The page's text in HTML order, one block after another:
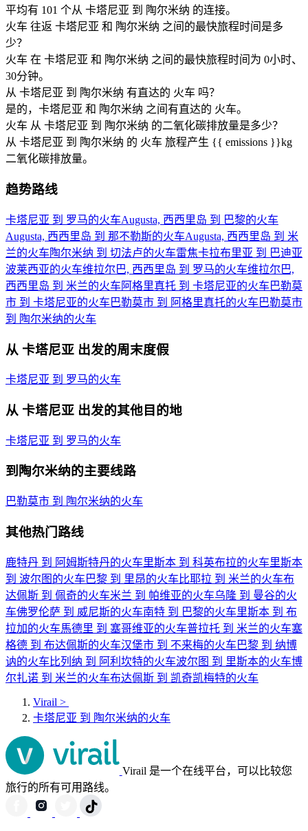
平均有 101 个从 卡塔尼亚 到 陶尔米纳 的连接。
火车 往返 卡塔尼亚 和 陶尔米纳 之间的最快旅程时间是多
少？
火车 在 卡塔尼亚 和 陶尔米纳 之间的最快旅程时间为 0小时、
30分钟。
从 卡塔尼亚 到 陶尔米纳 有直达的 火车 吗？
是的，卡塔尼亚 和 陶尔米纳 之间有直达的 火车。
火车 从 卡塔尼亚 到 陶尔米纳 的二氧化碳排放量是多少？
从 卡塔尼亚 到 陶尔米纳 的 火车 旅程产生 {{ emissions }}kg
二氧化碳排放量。
趋势路线
卡塔尼亚 到 罗马的火车Augusta, 西西里岛 到 巴黎的火车
Augusta, 西西里岛 到 那不勒斯的火车Augusta, 西西里岛 到 米
兰的火车陶尔米纳 到 切法卢的火车雷焦卡拉布里亚 到 巴迪亚
波莱西亚的火车维拉尔巴, 西西里岛 到 罗马的火车维拉尔巴,
西西里岛 到 米兰的火车 阿格里真托 到 卡塔尼亚的火车 巴勒莫
市 到 卡塔尼亚的火车 巴勒莫市 到 阿格里真托的火车 巴勒莫市
到 陶尔米纳的火车
从 卡塔尼亚 出发的周末度假
卡塔尼亚 到 罗马的火车
从 卡塔尼亚 出发的其他目的地
卡塔尼亚 到 罗马的火车
到陶尔米纳的主要线路
巴勒莫市 到 陶尔米纳的火车
其他热门路线
鹿特丹 到 阿姆斯特丹的火车里斯本 到 科英布拉的火车里斯本
到 波尔图的火车 巴黎 到 里昂的火车 比耶拉 到 米兰的火车布
达佩斯 到 佩奇的火车米兰 到 帕维亚的火车乌隆 到 曼谷的火
车佛罗伦萨 到 威尼斯的火车南特 到 巴黎的火车里斯本 到 布
拉加的火车馬德里 到 塞哥维亚的火车普拉托 到 米兰的火车塞
格德 到 布达佩斯的火车汉堡市 到 不来梅的火车 巴黎 到 纳博
讷的火车 比列纳 到 阿利坎特的火车波尔图 到 里斯本的火车博
尔扎诺 到 米兰的火车布达佩斯 到 凯奇凯梅特的火车
Virail >
卡塔尼亚 到 陶尔米纳的火车
Virail 是一个在线平台，可以比较您
旅行的所有可用路线。